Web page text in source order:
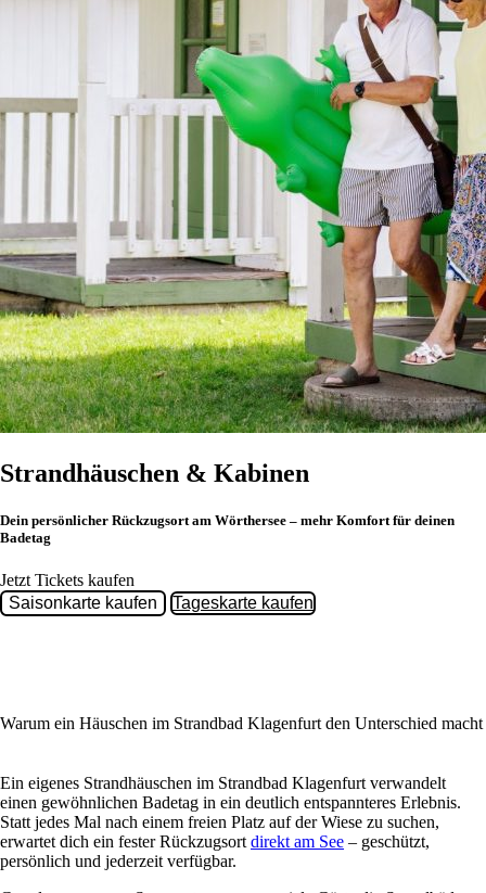
Strandhäuschen & Kabinen
Dein persönlicher Rückzugsort am Wörthersee – mehr Komfort für deinen
Badetag
Jetzt Tickets kaufen
Saisonkarte kaufen
Tageskarte kaufen
Warum ein Häuschen im Strandbad Klagenfurt den Unterschied macht
Ein eigenes Strandhäuschen im Strandbad Klagenfurt verwandelt
einen gewöhnlichen Badetag in ein deutlich entspannteres Erlebnis.
Statt jedes Mal nach einem freien Platz auf der Wiese zu suchen,
erwartet dich ein fester Rückzugsort direkt am See – geschützt,
persönlich und jederzeit verfügbar.